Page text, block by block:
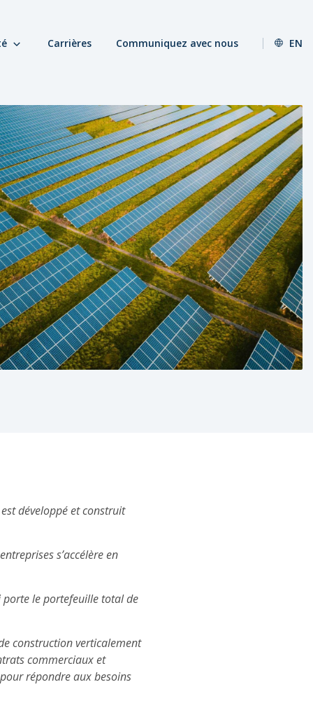
Carrières Communiquez avec nous EN
développé et construit
s’accélère en
porte le portefeuille total de
construction verticalement
commerciaux et
répondre aux besoins